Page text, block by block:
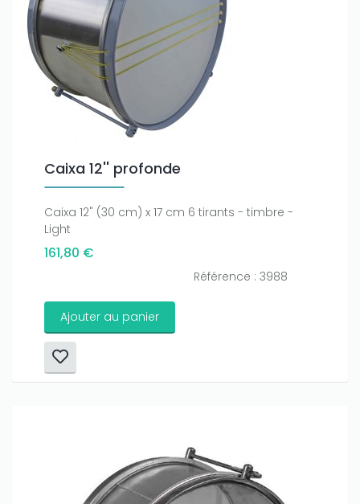
Caixa 12'' profonde
Caixa 12" (30 cm) x 17 cm 6 tirants - timbre -
Light
161,80 €
Référence : 3988
Ajouter au panier